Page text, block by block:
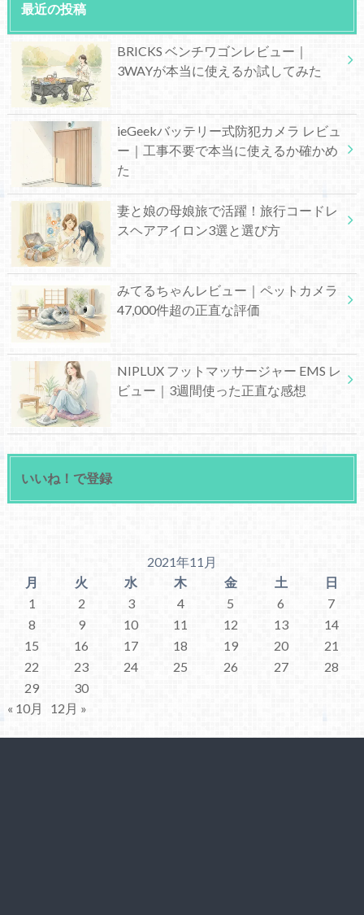
最近の投稿
BRICKS ベンチワゴンレビュー｜
3WAYが本当に使えるか試してみた
ieGeekバッテリー式防犯カメラ レビュ
ー｜工事不要で本当に使えるか確かめ
た
妻と娘の母娘旅で活躍！旅行コードレ
スヘアアイロン3選と選び方
みてるちゃんレビュー｜ペットカメラ
47,000件超の正直な評価
NIPLUX フットマッサージャー EMS レ
ビュー｜3週間使った正直な感想
いいね！で登録
2021年11月
月
火 水 木 金 土
日
1
2 3 4 5 6
7
8
9 10 11 12 13
14
15
16 17 18 19 20
21
22
23 24 25 26 27
28
29
30
« 10月
12月 »